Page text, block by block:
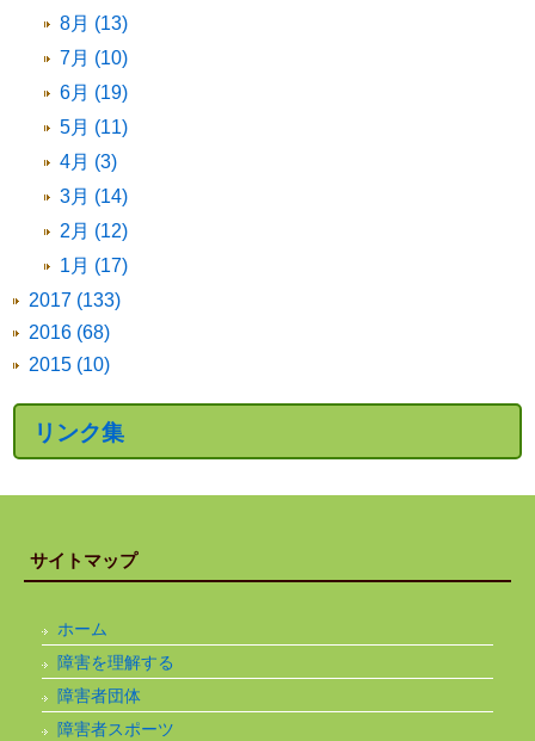
8月 (13)
7月 (10)
6月 (19)
5月 (11)
4月 (3)
3月 (14)
2月 (12)
1月 (17)
2017 (133)
2016 (68)
2015 (10)
リンク集
サイトマップ
ホーム
障害を理解する
障害者団体
障害者スポーツ